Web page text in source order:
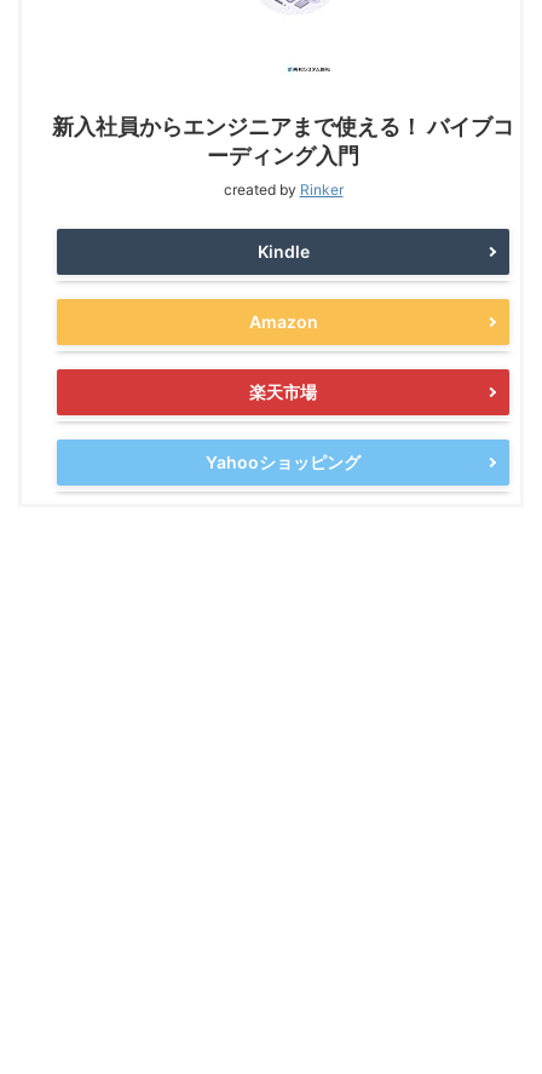
新入社員からエンジニアまで使える！ バイブコ
ーディング入門
created by Rinker
Kindle
Amazon
楽天市場
Yahooショッピング